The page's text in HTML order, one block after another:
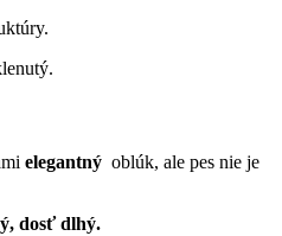
elegantný oblúk, ale pes nie je
dosť dlhý.